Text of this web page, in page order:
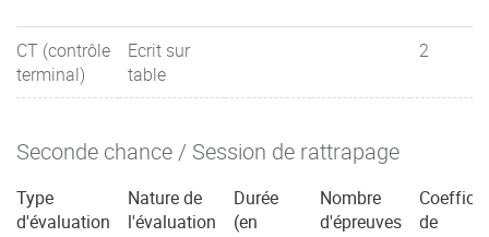
CT (contrôle
terminal)
Ecrit sur
table
2
Seconde chance / Session de rattrapage
Type
d'évaluation
Nature de
l'évaluation
Durée
(en
Nombre
d'épreuves
de